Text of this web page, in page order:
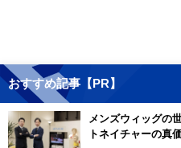
おすすめ記事【PR】
メンズウィッグの
トネイチャーの真価